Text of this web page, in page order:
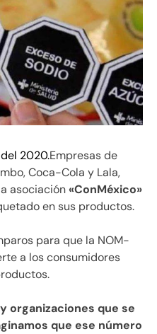
2020.Empresas de
Coca-Cola y Lala,
asociación«ConMéxico»
en sus productos.
para que la NOM-
a los consumidores
organizaciones que se
que ese número